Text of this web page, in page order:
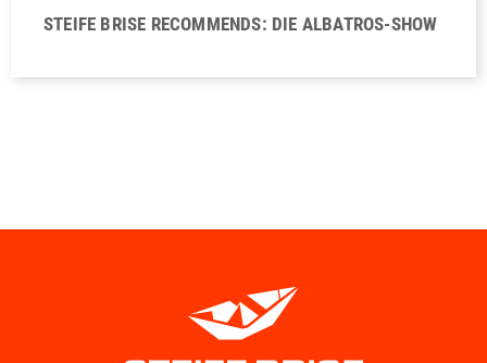
STEIFE BRISE RECOMMENDS: DIE ALBATROS-SHOW